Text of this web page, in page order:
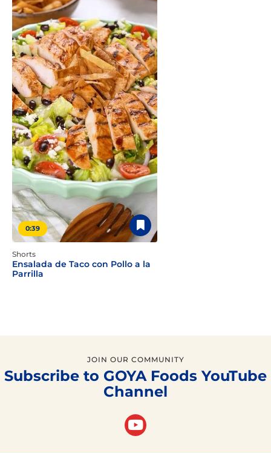
0:39
Shorts
Ensalada de Taco con Pollo a la
Parrilla
JOIN OUR COMMUNITY
Subscribe to GOYA Foods YouTube
Channel